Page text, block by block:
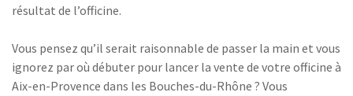
résultat de l’officine.
Vous pensez qu’il serait raisonnable de passer la main et vous
ignorez par où débuter pour lancer la vente de votre officine à
Aix-en-Provence dans les Bouches-du-Rhône ? Vous